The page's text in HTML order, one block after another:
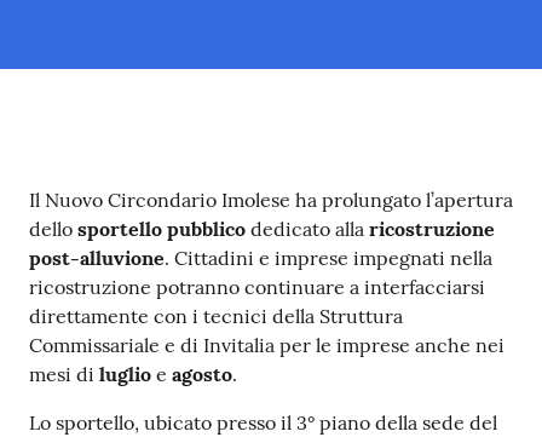
Contenuto
Il Nuovo Circondario Imolese ha prolungato l’apertura
dello sportello pubblico dedicato alla ricostruzione
post-alluvione. Cittadini e imprese impegnati nella
ricostruzione potranno continuare a interfacciarsi
direttamente con i tecnici della Struttura
Commissariale e di Invitalia per le imprese anche nei
mesi di luglio e agosto.
Lo sportello, ubicato presso il 3° piano della sede del